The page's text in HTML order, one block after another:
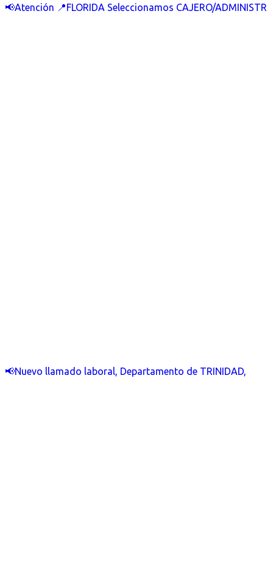
📢Atención 📍FLORIDA Seleccionamos CAJERO/ADMINISTR
📢Nuevo llamado laboral, Departamento de TRINIDAD,